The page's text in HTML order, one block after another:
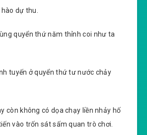
dự thu.
quyển thứ năm thỉnh coi như ta
tuyến ở quyển thứ tư nước chảy
còn không có dọa chạy liền nhảy hố
vào trốn sát sấm quan trò chơi.